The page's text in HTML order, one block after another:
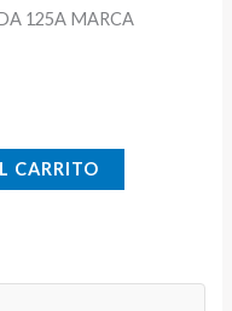
125A MARCA
CARRITO